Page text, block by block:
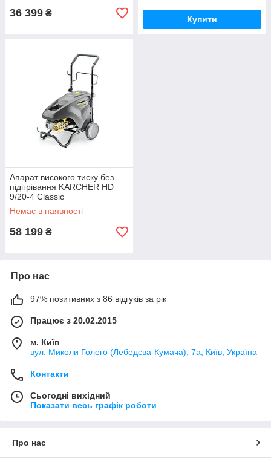
36 399 ₴
Купити
Апарат високого тиску без
підігрівання KARCHER HD
9/20-4 Classic
Немає в наявності
58 199 ₴
Про нас
97% позитивних з 86 відгуків за рік
Працює з 20.02.2015
м. Київ
вул. Миколи Голего (Лебедєва-Кумача), 7а, Київ, Україна
Контакти
Сьогодні вихідний
Показати весь графік роботи
Про нас